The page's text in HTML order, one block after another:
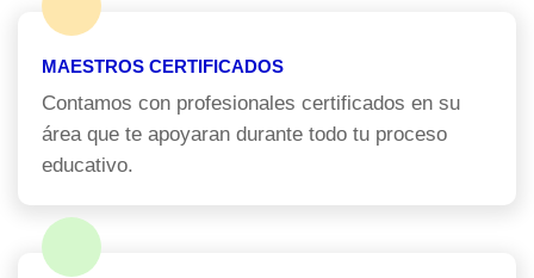
MAESTROS CERTIFICADOS
Contamos con profesionales certificados en su
área que te apoyaran durante todo tu proceso
educativo.